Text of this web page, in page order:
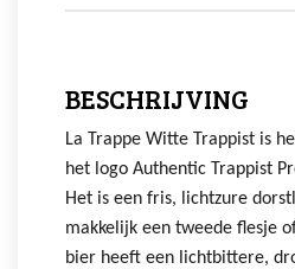
BESCHRIJVING
La Trappe Witte Trappist is
het logo Authentic Trappist
Het is een fris, lichtzure
makkelijk een tweede flesje
bier heeft een lichtbittere,